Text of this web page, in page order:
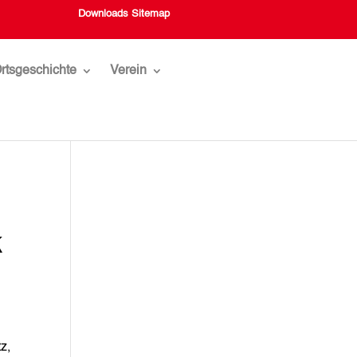
Downloads Sitemap
Verein